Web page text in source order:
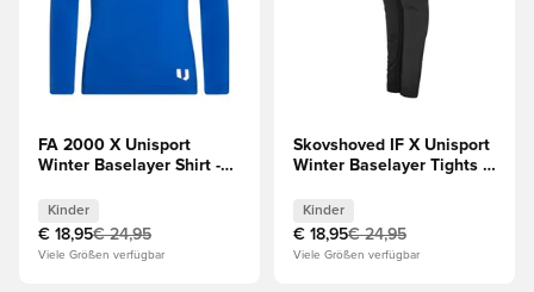
FA 2000 X Unisport
Winter Baselayer Shirt -
Kinder
€ 18,95€ 24,95
Viele Größen verfügbar
Skovshoved IF X Unisport
Winter Baselayer Tights -
Kinder
€ 18,95€ 24,95
Viele Größen verfügbar